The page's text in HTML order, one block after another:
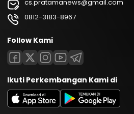
cs.pratamanews@gmail.com
0812-3183-8967
Follow Kami
Ikuti Perkembangan Kami di